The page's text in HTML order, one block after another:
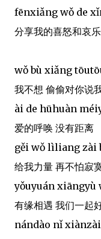
fēnxiǎng wǒ de
分享我的喜怒和哀乐
wǒ bù xiǎng
我不想 偷偷对你说
ài de hūhuàn
爱的呼唤 没有距离
gěi wǒ lìliang zài
给我力量 再不怕寂
yǒuyuán xiāngyù
有缘相遇 我们一起
nándào nǐ